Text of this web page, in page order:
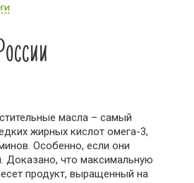
масла – самый
жирных кислот омега-3,
Особенно, если они
Доказано, что максимальную
продукт, выращенный на